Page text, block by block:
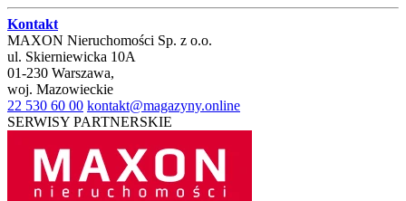
Kontakt
MAXON Nieruchomości Sp. z o.o.
ul. Skierniewicka 10A
01-230 Warszawa,
woj. Mazowieckie
22 530 60 00 kontakt@magazyny.online
SERWISY PARTNERSKIE